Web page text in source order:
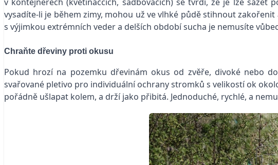
vysadíte-li je během zimy, mohou už ve vlhké půdě stihnout
s výjimkou extrémních veder a delších období sucha je nemusíte
Chraňte dřeviny proti okusu
Pokud hrozí na pozemku dřevinám okus od zvěře, divoké nebo
svařované pletivo pro individuální ochrany stromků s velikostí ok
pořádně ušlapat kolem, a drží jako přibitá. Jednoduché, rychlé, a